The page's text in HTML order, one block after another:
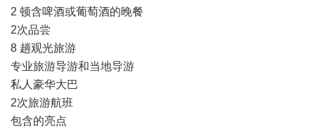
2 顿含啤酒或葡萄酒的晚餐
2次品尝
8 趟观光旅游
专业旅游导游和当地导游
私人豪华大巴
2次旅游航班
包含的亮点